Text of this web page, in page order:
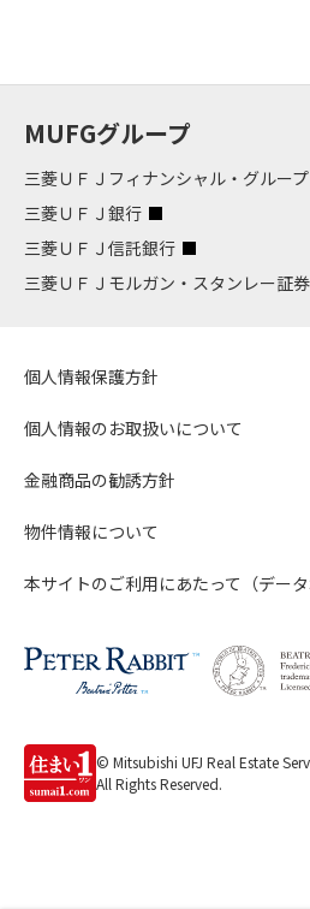
MUFGグループ
三菱ＵＦＪフィナンシャル・グループ
三菱ＵＦＪ銀行
三菱ＵＦＪ信託銀行
三菱ＵＦＪモルガン・スタンレー証券
個人情報保護方針
個人情報のお取扱いについて
金融商品の勧誘方針
物件情報について
本サイトのご利用にあたって（データ
© Mitsubishi UFJ Real Estate
All Rights Reserved.